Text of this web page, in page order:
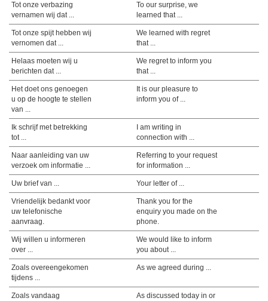
Tot onze verbazing
vernamen wij dat ...
To our surprise, we
learned that ...
Tot onze spijt hebben wij
vernomen dat ...
We learned with regret
that ...
Helaas moeten wij u
berichten dat ...
We regret to inform you
that ...
Het doet ons genoegen
u op de hoogte te stellen
van ...
It is our pleasure to
inform you of ...
Ik schrijf met betrekking
tot ...
I am writing in
connection with ...
Naar aanleiding van uw
verzoek om informatie ...
Referring to your request
for information ...
Uw brief van ... Your letter of ...
Vriendelijk bedankt voor
uw telefonische
aanvraag.
Thank you for the
enquiry you made on the
phone.
Wij willen u informeren
over ...
We would like to inform
you about ...
Zoals overeengekomen
tijdens ...
As we agreed during ...
Zoals vandaag
As discussed today in or